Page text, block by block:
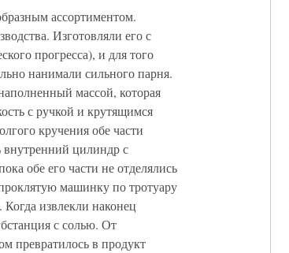
ассортиментом.
Изготовляли его с
прогресса), и для того
нанимали сильного парня.
массой, которая
с ручкой и крутящимся
кручения обе части
внутренний цилиндр с
обе его части не отделялись
машинку по тротуару
извлекли наконец
с солью. От
превратилось в продукт